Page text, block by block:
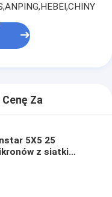
Za
5X5 25
z siatki